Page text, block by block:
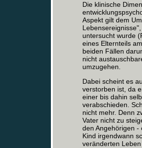
Die klinische
Aspekt gilt dem
untersucht wurde
eines Elternteils
beiden Fällen
nicht
umzugehen.
Dabei scheint es
verstorben ist, da
einer bis dahin
verabschieden.
nicht mehr. Denn
Vater nicht zu
den Angehörigen -
Kind irgendwann
veränderten